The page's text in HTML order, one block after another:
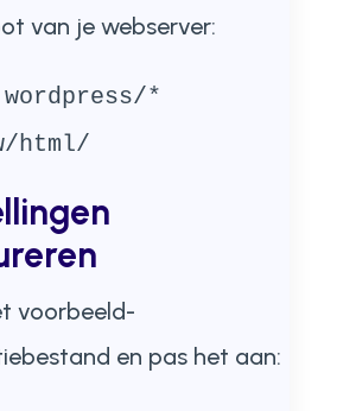
van je webserver:
wordpress/*
html/
voorbeeld-
en pas het aan: